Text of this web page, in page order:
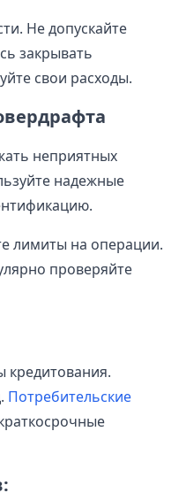
Не допускайте
закрывать
свои расходы.
неприятных
надежные
лимиты на операции.
проверяйте
Потребительские